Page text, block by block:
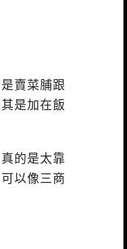
賣菜脯跟
是加在飯
的是太靠
以像三商